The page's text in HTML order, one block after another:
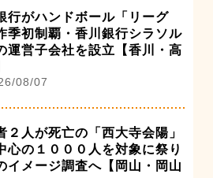
行がハンドボール「リーグ
季初制覇・香川銀行シラソル
運営子会社を設立【香川・高
08/07
２人が死亡の「西大寺会陽」
心の１０００人を対象に祭り
イメージ調査へ【岡山・岡山